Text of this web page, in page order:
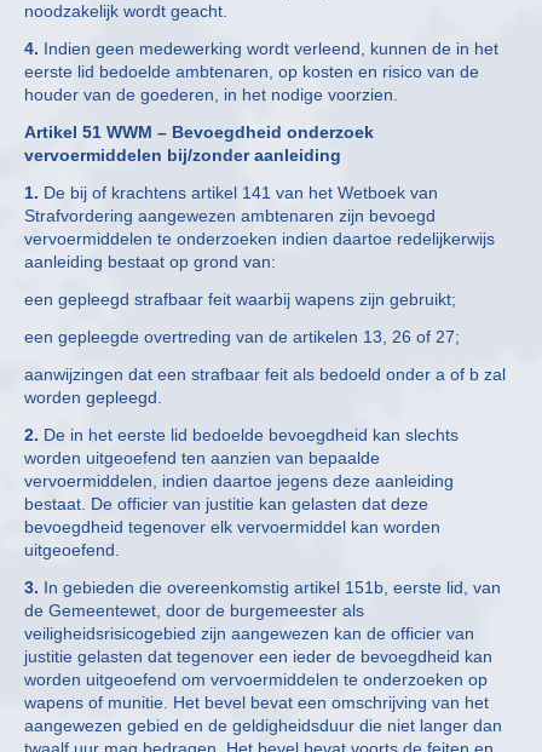
noodzakelijk wordt geacht.
4. Indien geen medewerking wordt verleend, kunnen de in het
eerste lid bedoelde ambtenaren, op kosten en risico van de
houder van de goederen, in het nodige voorzien.
Artikel 51 WWM – Bevoegdheid onderzoek
vervoermiddelen bij/zonderaanleiding
1. De bij of krachtens artikel 141 van het Wetboek van
Strafvordering aangewezen ambtenaren zijn bevoegd
vervoermiddelen te onderzoeken indien daartoe redelijkerwijs
aanleiding bestaat op grond van:
een gepleegd strafbaar feit waarbij wapens zijn gebruikt;
een gepleegde overtreding van de artikelen 13, 26 of 27;
aanwijzingen dat een strafbaar feit als bedoeld onder a of b zal
worden gepleegd.
2. De in het eerste lid bedoelde bevoegdheid kan slechts
worden uitgeoefend ten aanzien van bepaalde
vervoermiddelen, indien daartoe jegens deze aanleiding
bestaat. De officier van justitie kan gelasten dat deze
bevoegdheid tegenover elk vervoermiddel kan worden
uitgeoefend.
3. In gebieden die overeenkomstig artikel 151b, eerste lid, van
de Gemeentewet, door de burgemeester als
veiligheidsrisicogebied zijn aangewezen kan de officier van
justitie gelasten dat tegenover een ieder de bevoegdheid kan
worden uitgeoefend om vervoermiddelen te onderzoeken op
wapens of munitie. Het bevel bevat een omschrijving van het
aangewezen gebied en de geldigheidsduur die niet langer dan